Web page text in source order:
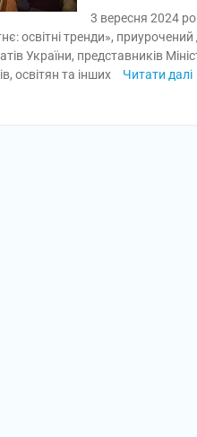
3 вересня 2024
освітні тренди», приурочений
України, представників
освітян та інших
Читати далі